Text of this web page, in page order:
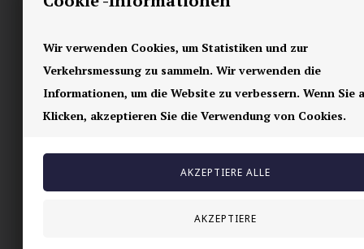
Wir verwenden Cookies, um Statistiken und zur
Verkehrsmessung zu sammeln. Wir verwenden die
Informationen, um die Website zu verbessern. Wenn Sie
Klicken, akzeptieren Sie die Verwendung von Cookies.